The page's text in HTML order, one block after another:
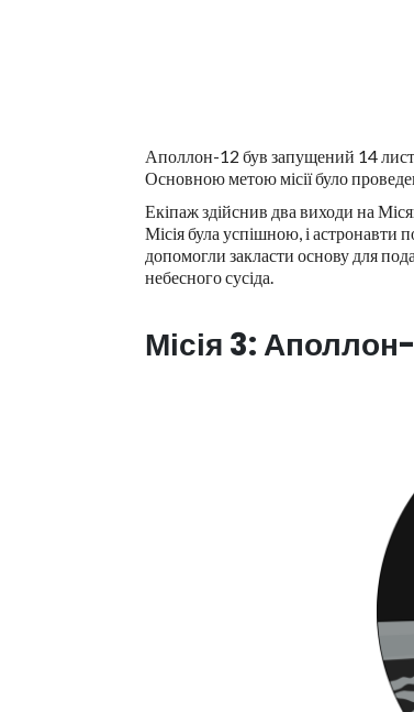
Аполлон-12 був запущений 14
Основною метою місії було
Екіпаж здійснив два виходи на
Місія була успішною, і
допомогли закласти основу для
небесного сусіда.
Місія 3: